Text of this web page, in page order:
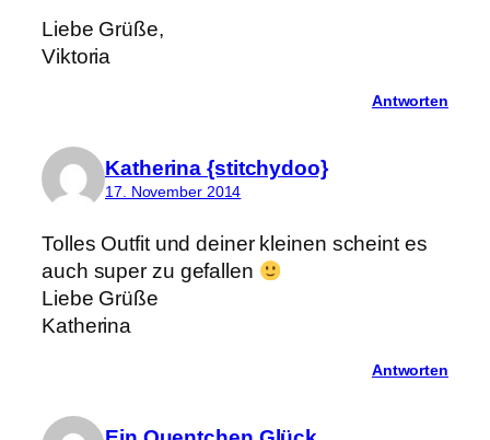
Liebe Grüße,
Viktoria
Antworten
Katherina {stitchydoo}
17. November 2014
Tolles Outfit und deiner kleinen scheint es
auch super zu gefallen
Liebe Grüße
Katherina
Antworten